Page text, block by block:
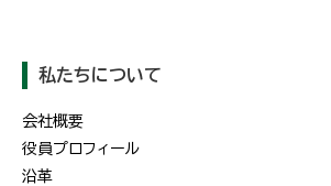
私たちについて
会社概要
役員プロフィール
沿革